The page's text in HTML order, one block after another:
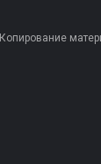
Копирование